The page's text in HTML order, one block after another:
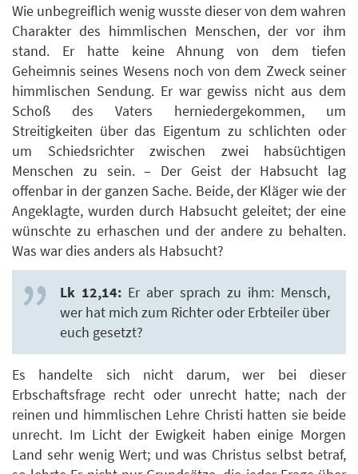
Wie unbegreiflich wenig wusste dieser von dem wahren
Charakter des himmlischen Menschen, der vor ihm
stand. Er hatte keine Ahnung von dem tiefen
Geheimnis seines Wesens noch von dem Zweck seiner
himmlischen Sendung. Er war gewiss nicht aus dem
Schoß des Vaters herniedergekommen, um
Streitigkeiten über das Eigentum zu schlichten oder
um Schiedsrichter zwischen zwei habsüchtigen
Menschen zu sein. – Der Geist der Habsucht lag
offenbar in der ganzen Sache. Beide, der Kläger wie der
Angeklagte, wurden durch Habsucht geleitet; der eine
wünschte zu erhaschen und der andere zu behalten.
Was war dies anders als Habsucht?
Lk 12,14: Er aber sprach zu ihm: Mensch,
wer hat mich zum Richter oder Erbteiler über
euch gesetzt?
Es handelte sich nicht darum, wer bei dieser
Erbschaftsfrage recht oder unrecht hatte; nach der
reinen und himmlischen Lehre Christi hatten sie beide
unrecht. Im Licht der Ewigkeit haben einige Morgen
Land sehr wenig Wert; und was Christus selbst betraf,